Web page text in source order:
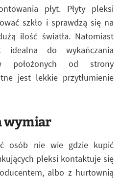
płyt. Płyty pleksi
szkło i sprawdzą się na
ilość światła. Natomiast
idealna do wykańczania
położonych od strony
jest lekkie przytłumienie
wymiar
osób nie wie gdzie kupić
pleksi kontaktuje się
albo z hurtownią